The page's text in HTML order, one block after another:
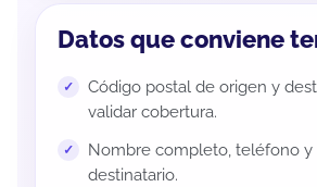
Datos que conviene
Código postal de origen y
validar cobertura.
Nombre completo, teléfono y
destinatario.